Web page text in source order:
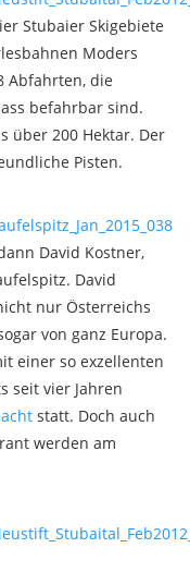
Stubaier Skigebiete
Moders
Abfahrten, die
befahrbar sind.
über 200 Hektar. Der
Pisten.
David Kostner,
David
nur Österreichs
von ganz Europa.
einer so exzellenten
seit vier Jahren
statt. Doch auch
werden am